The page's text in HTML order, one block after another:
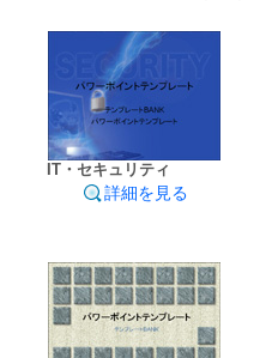
IT・セキュリティ
詳細を見る